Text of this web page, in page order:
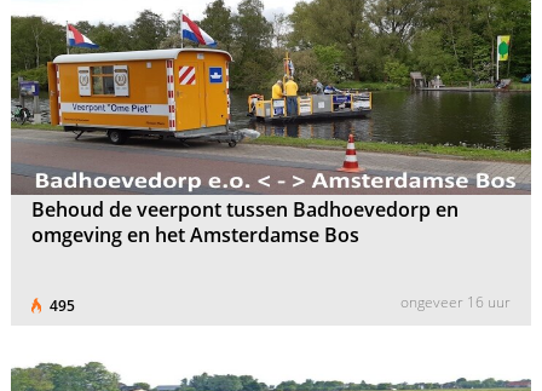
Behoud de veerpont tussen Badhoevedorp en
omgeving en het Amsterdamse Bos
495 ongeveer 16 uur